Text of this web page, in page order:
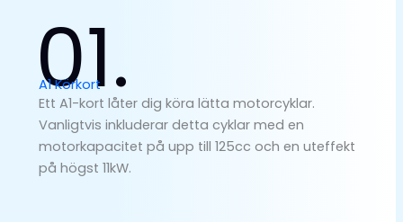
01.
A1 Körkort
Ett A1-kort låter dig köra lätta motorcyklar.
Vanligtvis inkluderar detta cyklar med en
motorkapacitet på upp till 125cc och en uteffekt
på högst 11kW.